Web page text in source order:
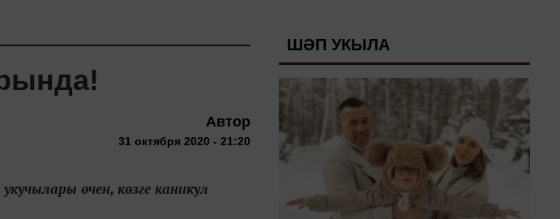
Автор
31 октября 2020 - 21:20
өчен, көзге каникул
ШӘП УКЫЛА